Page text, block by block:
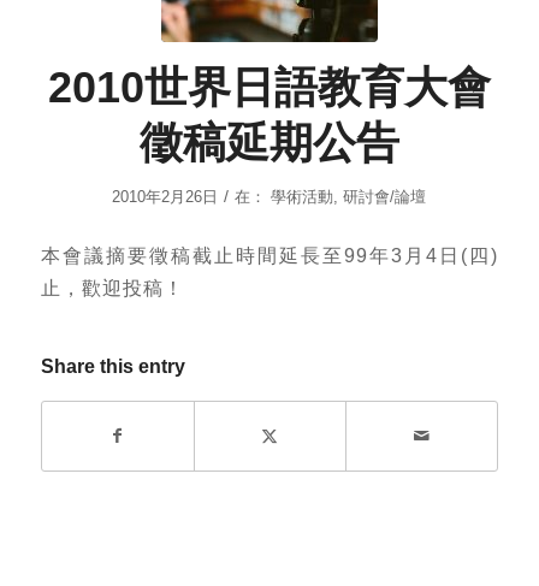
2010世界日語教育大會
徵稿延期公告
2010年2月26日 / 在：學術活動,研討會/論壇
本會議摘要徵稿截止時間延長至99年3月4日(四)
止，歡迎投稿！
Share this entry